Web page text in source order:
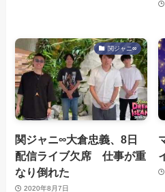
関ジャニ∞
関ジャニ∞大倉忠義、8日
配信ライブ欠席 仕事が重
なり倒れた
2020年8月7日